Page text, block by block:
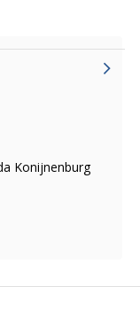
Konijnenburg